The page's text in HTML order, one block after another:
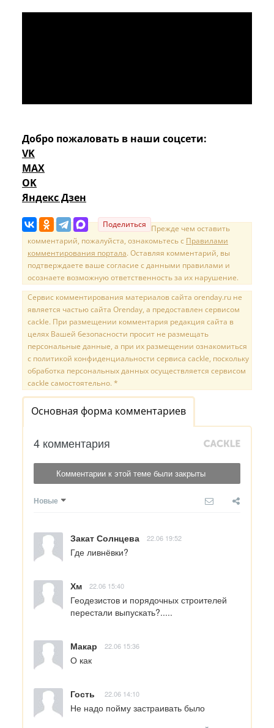
Добро пожаловать в наши соцсети:
VK
MAX
OK
Яндекс Дзен
Поделиться Прежде чем оставить
комментарий, пожалуйста, ознакомьтесь с Правилами
комментирования портала. Оставляя комментарий, вы
подтверждаете ваше согласие с данными правилами и
осознаете возможную ответственность за их нарушение.
Сервис комментирования материалов сайта orenday.ru не
является частью сайта Orenday, а предоставлен сервисом
cackle. При размещении комментария редакция сайта в
целях Вашей безопасности просит не размещать
персональные данные, а при их размещении ознакомиться
с политикой конфиденциальности сервиса cackle, поскольку
обработка персональных данных осуществляется сервисом
cackle самостоятельно. *
Основная форма комментариев
4 комментария
Комментарии к этой теме были закрыты
Новые
Закат Солнцева 22.06 19:52
Где ливнёвки?
Хм 22.06 15:40
Геодезистов и порядочных строителей
перестали выпускать?.....
Макар 22.06 15:36
О как
Гость 22.06 14:10
Не надо пойму застраивать было